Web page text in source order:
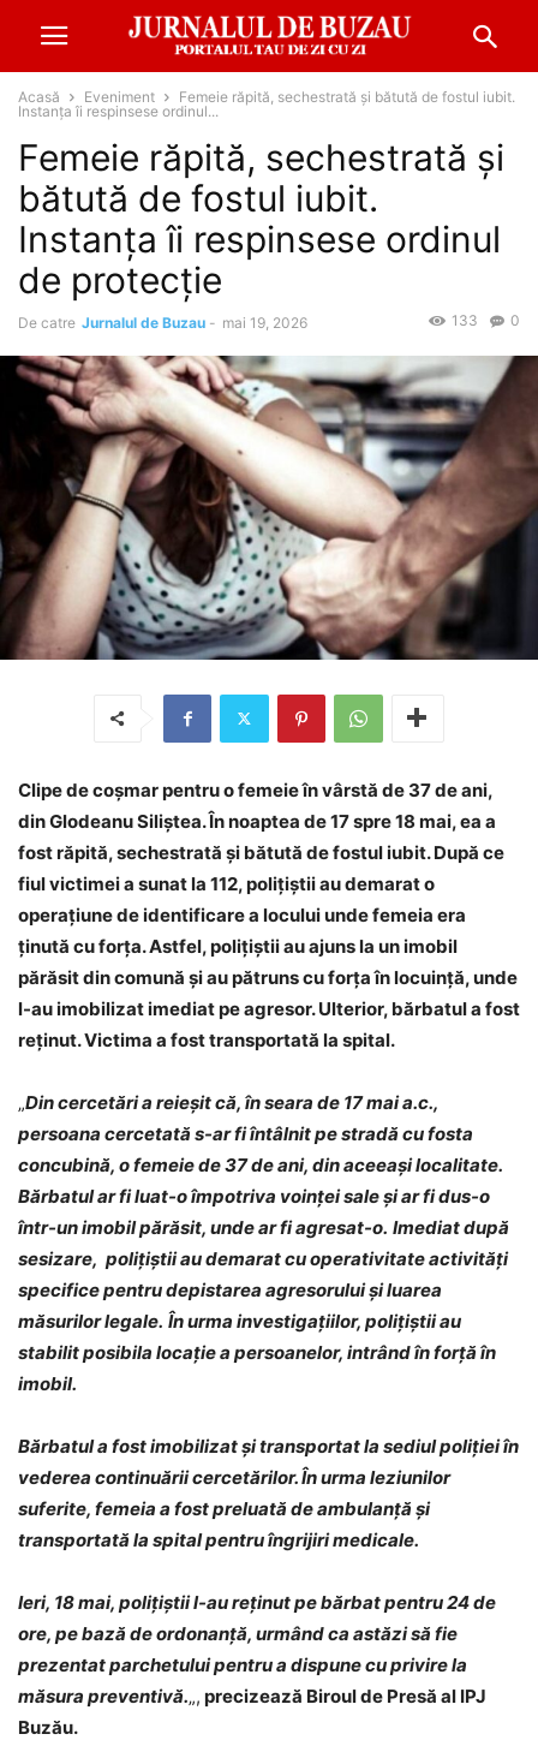
Acasă Eveniment
Femeie răpită, sechestrată și bătută de fostul iubit.
Instanța îi respinsese ordinul...
Femeie răpită, sechestrată și
bătută de fostul iubit.
Instanța îi respinsese ordinul
de protecție
De catre Jurnalul de Buzau - mai 19, 2026 0
133
Clipe de coșmar pentru o femeie în vârstă de 37 de ani,
din Glodeanu Siliștea. În noaptea de 17 spre 18 mai, ea a
fost răpită, sechestrată și bătută de fostul iubit. După ce
fiul victimei a sunat la 112, polițiștii au demarat o
operațiune de identificare a locului unde femeia era
ținută cu forța. Astfel, polițiștii au ajuns la un imobil
părăsit din comună și au pătruns cu forța în locuință, unde
l-au imobilizat imediat pe agresor. Ulterior, bărbatul a fost
reținut. Victima a fost transportată la spital.
„Din cercetări a reieșit că, în seara de 17 mai a.c.,
persoana cercetată s-ar fi întâlnit pe stradă cu fosta
concubină, o femeie de 37 de ani, din aceeași localitate.
Bărbatul ar fi luat-o împotriva voinței sale și ar fi dus-o
într-un imobil părăsit, unde ar fi agresat-o. Imediat după
sesizare, polițiștii au demarat cu operativitate activități
specifice pentru depistarea agresorului și luarea
măsurilor legale. În urma investigațiilor, polițiștii au
stabilit posibila locație a persoanelor, intrând în forță în
imobil.
Bărbatul a fost imobilizat și transportat la sediul poliției în
vederea continuării cercetărilor. În urma leziunilor
suferite, femeia a fost preluată de ambulanță și
transportată la spital pentru îngrijiri medicale.
Ieri, 18 mai, polițiștii l-au reținut pe bărbat pentru 24 de
ore, pe bază de ordonanță, urmând ca astăzi să fie
prezentat parchetului pentru a dispune cu privire la
măsura preventivă.„, precizează Biroul de Presă al IPJ
Buzău.